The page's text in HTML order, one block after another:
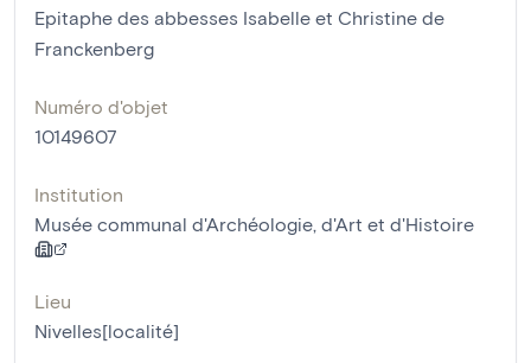
Epitaphe des abbesses Isabelle et Christine de
Franckenberg
Numéro d'objet
10149607
Institution
Musée communal d'Archéologie, d'Art et d'Histoire
Lieu
Nivelles[localité]